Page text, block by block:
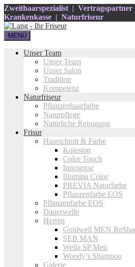
Zweithaarspezialist |
Krankenkasse | Naturfriseur
MENÜ
Unser Team
Unser Team
Unser Salon
Tradition
Kompetenz
Naturfriseur
Pflanzenhaarfarbe
Naturpflege
Natürliche Reinigung
Frisur
Haarschnitt & Farbe
Koleston
Color Touch
Innosense
Illumina Color
PREVIA Naturfarbe
Pflanzenfarbe EOS
Pflanzenfarbe EOS
Dauerwelle
Herren
Goldwell MEN
SEB MAN
Wella SP Men
Woody’s Shampoo
Galerie